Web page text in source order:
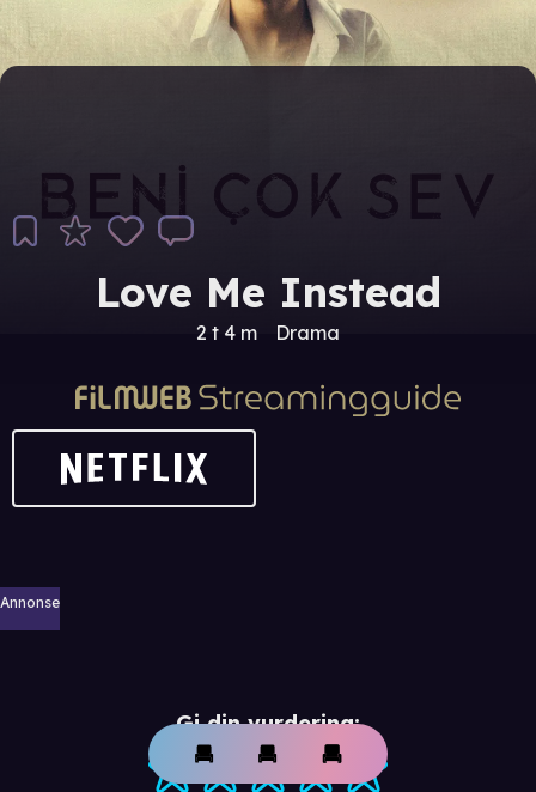
Love Me Instead
2 t 4 m Drama
Annonse
Gi din vurdering: